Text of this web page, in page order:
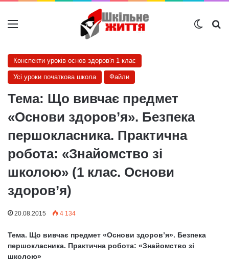
Меню
Конспекти уроків основ здоров'я 1 клас
Усі уроки початкова школа Файли
Тема: Що вивчає предмет
«Основи здоров’я». Безпека
першокласника. Практична
робота: «Знайомство зі
школою» (1 клас. Основи
здоров’я)
20.08.2015 4 134
Тема. Що вивчає предмет «Основи здоров’я». Безпека
першокласника. Практична робота: «Знайомство зі
школою»